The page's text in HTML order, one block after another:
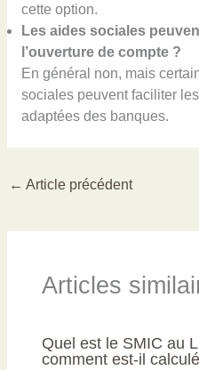
cette option.
Les aides sociales
l’ouverture de compte ?
En général non, mais
sociales peuvent faciliter
adaptées des banques.
← Article précédent
Articles
Quel est le SMIC au
comment est-il